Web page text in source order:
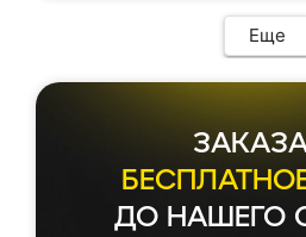
Еще
ДО НАШЕГО